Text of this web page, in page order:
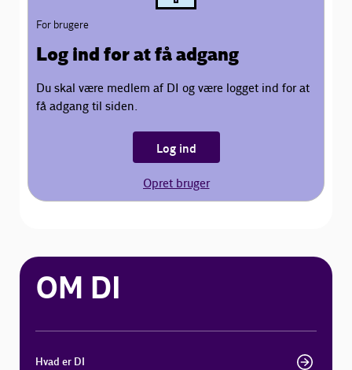
For brugere
Log ind for at få adgang
Du skal være medlem af DI og være logget ind for at
få adgang til siden.
Log ind
Opret bruger
OM DI
Hvad er DI